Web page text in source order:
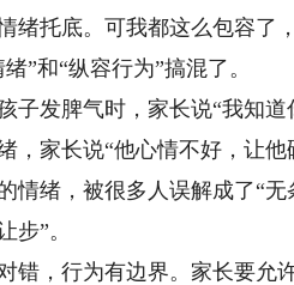
绪托底。可我都这么包容了
”和“纵容行为”搞混了。
发脾气时，家长说“我知道
，家长说“他心情不好，让
情绪，被很多人误解成了“
步”。
，行为有边界。家长要允许